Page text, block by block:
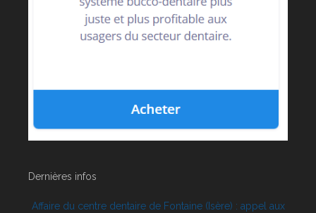
Dernières infos
Affaire du centre dentaire de Fontaine (Isère) : appel aux